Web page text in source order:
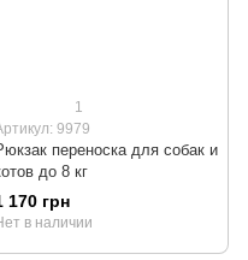
1
9979
переноска для собак и
до 8 кг
170 грн
в наличии